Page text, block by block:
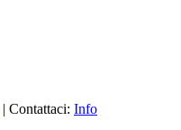
| Contattaci: Info